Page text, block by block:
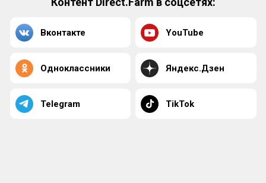
Вконтакте YouTube
Одноклассники Яндекс.Дзен
Telegram TikTok